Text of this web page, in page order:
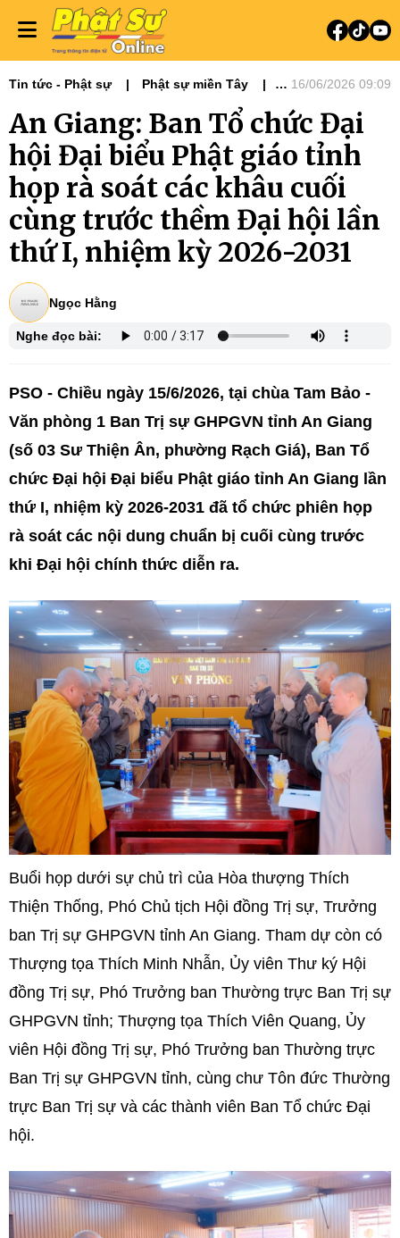
Tin tức - Phật sự
Phật sự miền Tây
2031
16/06/2026 09:09
An Giang: Ban Tổ chức Đại
hội Đại biểu Phật giáo tỉnh
họp rà soát các khâu cuối
cùng trước thềm Đại hội lần
thứ I, nhiệm kỳ 2026-2031
Ngọc Hằng
Nghe đọc bài:
PSO - Chiều ngày 15/6/2026, tại chùa Tam Bảo -
Văn phòng 1 Ban Trị sự GHPGVN tỉnh An Giang
(số 03 Sư Thiện Ân, phường Rạch Giá), Ban Tổ
chức Đại hội Đại biểu Phật giáo tỉnh An Giang lần
thứ I, nhiệm kỳ 2026-2031 đã tổ chức phiên họp
rà soát các nội dung chuẩn bị cuối cùng trước
khi Đại hội chính thức diễn ra.
Buổi họp dưới sự chủ trì của Hòa thượng Thích
Thiện Thống, Phó Chủ tịch Hội đồng Trị sự, Trưởng
ban Trị sự GHPGVN tỉnh An Giang. Tham dự còn có
Thượng tọa Thích Minh Nhẫn, Ủy viên Thư ký Hội
đồng Trị sự, Phó Trưởng ban Thường trực Ban Trị sự
GHPGVN tỉnh; Thượng tọa Thích Viên Quang, Ủy
viên Hội đồng Trị sự, Phó Trưởng ban Thường trực
Ban Trị sự GHPGVN tỉnh, cùng chư Tôn đức Thường
trực Ban Trị sự và các thành viên Ban Tổ chức Đại
hội.